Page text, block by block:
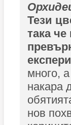
Тези
така
много,
накара
нов